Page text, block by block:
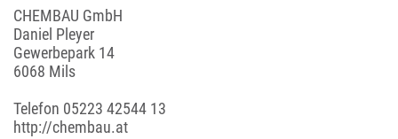
CHEMBAU GmbH
Daniel Pleyer
Gewerbepark 14
6068 Mils
Telefon 05223 42544 13
http://chembau.at